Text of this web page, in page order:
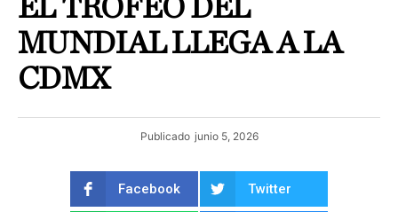
EL TROFEO DEL
MUNDIAL LLEGA A LA
CDMX
Publicado junio 5, 2026
Facebook Twitter